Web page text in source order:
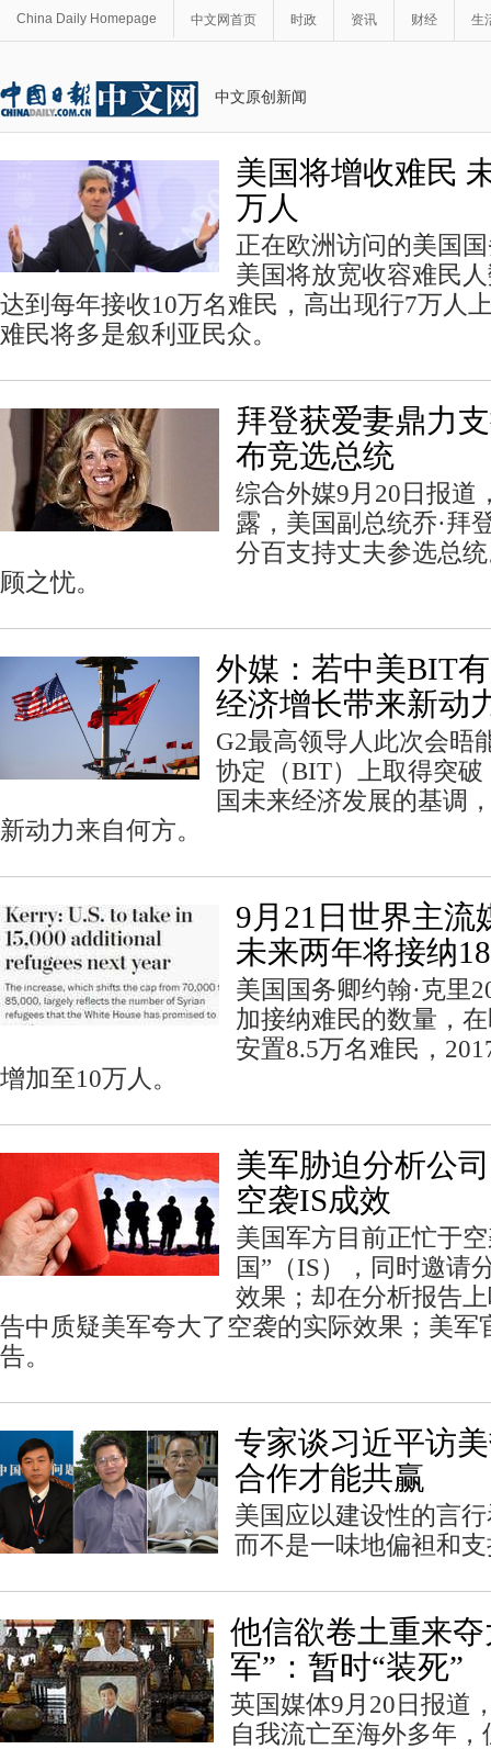
China Daily Homepage 中文网首页 时政 资讯 财经 生
中文原创新闻
美国将增收难民
万人
正在欧洲访问的美国
美国将放宽收容难民
达到每年接收10万名难民，高出现行7万人
难民将多是叙利亚民众。
拜登获爱妻鼎力
布竞选总统
综合外媒9月20日报道
露，美国副总统乔·拜
分百支持丈夫参选总
顾之忧。
外媒：若中美BIT
经济增长带来新动
G2最高领导人此次会晤
协定（BIT）上取得突
国未来经济发展的基调
新动力来自何方。
9月21日世界主流
未来两年将接纳
美国国务卿约翰·克里
加接纳难民的数量，
安置8.5万名难民，
增加至10万人。
美军胁迫分析公
空袭IS成效
美国军方目前正忙于
国”（IS），同时邀请
效果；却在分析报告
告中质疑美军夸大了空袭的实际效果；美军
告。
专家谈习近平访
合作才能共赢
美国应以建设性的言
而不是一味地偏袒和
他信欲卷土重来
军”：暂时“装死”
英国媒体9月20日报道
自我流亡至海外多年